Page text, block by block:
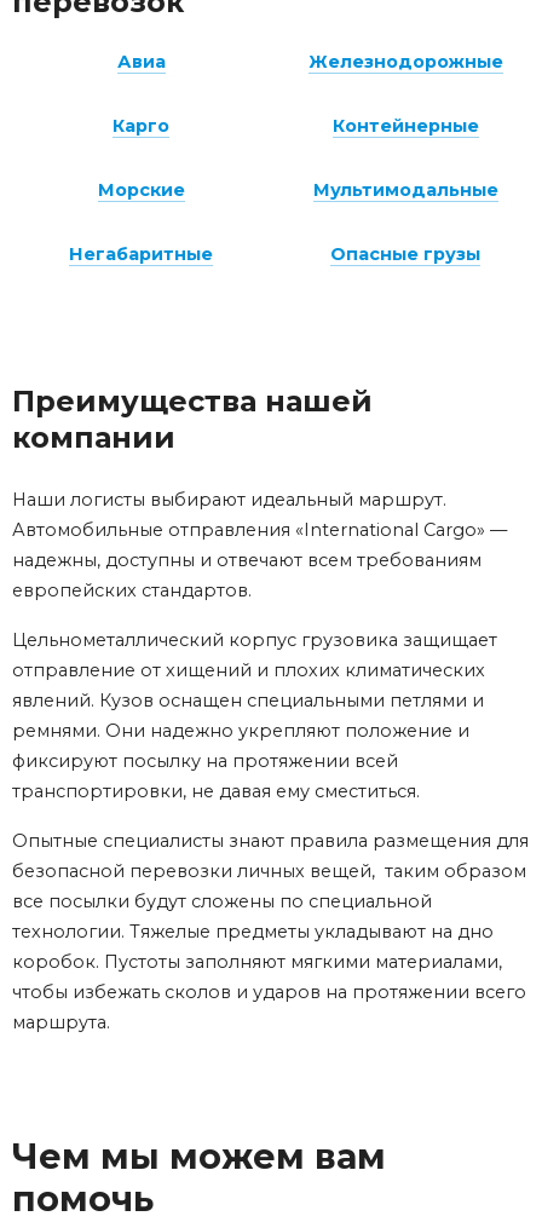
Преимущества нашей
компании
Наши логисты выбирают идеальный маршрут.
Автомобильные отправления «International Cargo» —
надежны, доступны и отвечают всем требованиям
европейских стандартов.
Цельнометаллический корпус грузовика защищает
отправление от хищений и плохих климатических
явлений. Кузов оснащен специальными петлями и
ремнями. Они надежно укрепляют положение и
фиксируют посылку на протяжении всей
транспортировки, не давая ему сместиться.
Опытные специалисты знают правила размещения для
безопасной перевозки личных вещей, таким образом
все посылки будут сложены по специальной
технологии. Тяжелые предметы укладывают на дно
коробок. Пустоты заполняют мягкими материалами,
чтобы избежать сколов и ударов на протяжении всего
маршрута.
Авиа Железнодорожные
Карго Контейнерные
Морские Мультимодальные
Негабаритные Опасные грузы
Чем мы можем вам
помочь